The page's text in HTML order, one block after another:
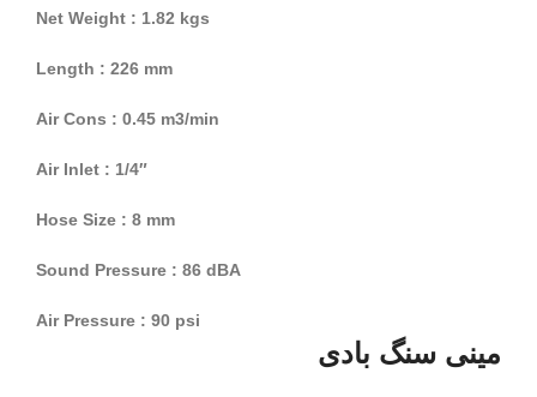
Net Weight : 1.82 kgs
Length : 226 mm
Air Cons : 0.45 m3/min
Air Inlet : 1/4″
Hose Size : 8 mm
Sound Pressure : 86 dBA
Air Pressure : 90 psi
مینی سنگ بادی